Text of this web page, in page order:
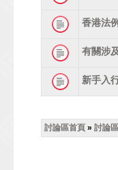
香港法
有關涉
新手入
討論區首頁 » 討論區